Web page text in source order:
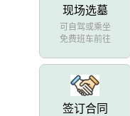
现场选墓
可自驾或乘坐
免费班车前往
签订合同